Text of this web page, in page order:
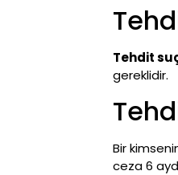
Tehdit
gereklidir.
Bir
ceza 6